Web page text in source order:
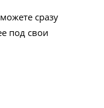
сразу
под свои